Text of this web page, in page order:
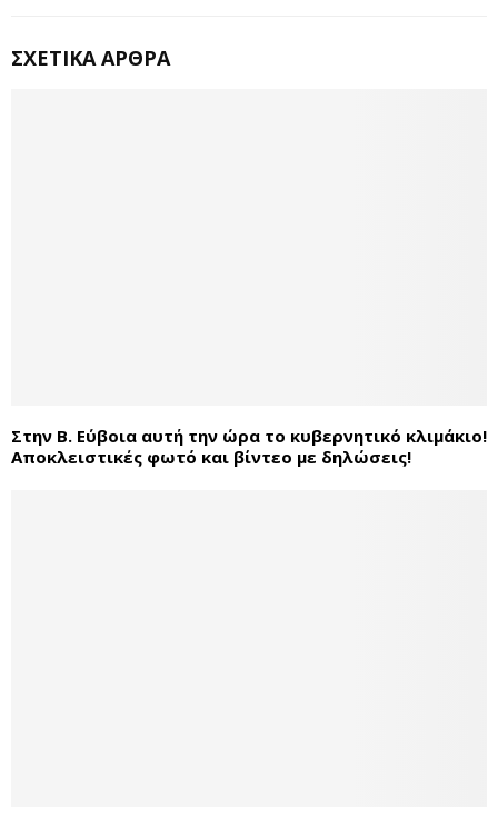
ΣΧΕΤΙΚΆ ΆΡΘΡΑ
Στην Β. Εύβοια αυτή την ώρα το κυβερνητικό κλιμάκιο!
Αποκλειστικές φωτό και βίντεο με δηλώσεις!